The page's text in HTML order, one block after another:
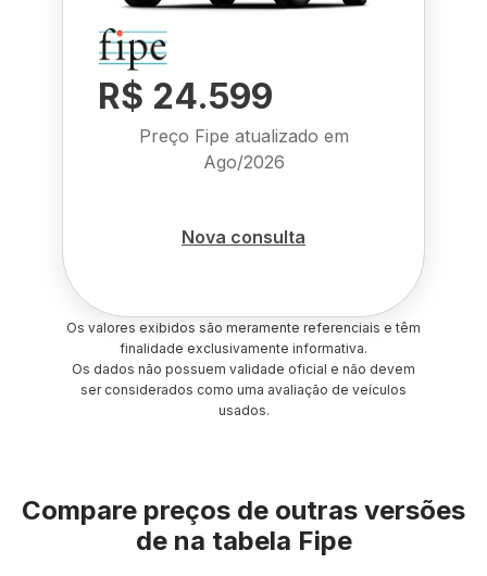
R$ 24.599
Preço Fipe atualizado em
Ago/2026
Nova consulta
Os valores exibidos são meramente referenciais e têm
finalidade exclusivamente informativa.
Os dados não possuem validade oficial e não devem
ser considerados como uma avaliação de veículos
usados.
Compare preços de outras versões
de na tabela Fipe